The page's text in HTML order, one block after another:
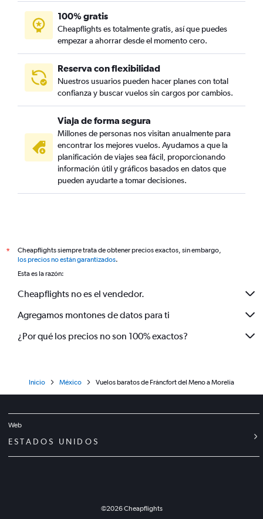
100% gratis
Cheapflights es totalmente gratis, así que puedes
empezar a ahorrar desde el momento cero.
Reserva con flexibilidad
Nuestros usuarios pueden hacer planes con total
confianza y buscar vuelos sin cargos por cambios.
Viaja de forma segura
Millones de personas nos visitan anualmente para
encontrar los mejores vuelos. Ayudamos a que la
planificación de viajes sea fácil, proporcionando
información útil y gráficos basados en datos que
pueden ayudarte a tomar decisiones.
*
Cheapflights siempre trata de obtener precios exactos, sin embargo,
los precios no están garantizados.
Esta es la razón:
Cheapflights no es el vendedor.
Agregamos montones de datos para ti
¿Por qué los precios no son 100% exactos?
Inicio México Vuelos baratos de Fráncfort del Meno a Morelia
Web
ESTADOS UNIDOS
©2026Cheapflights